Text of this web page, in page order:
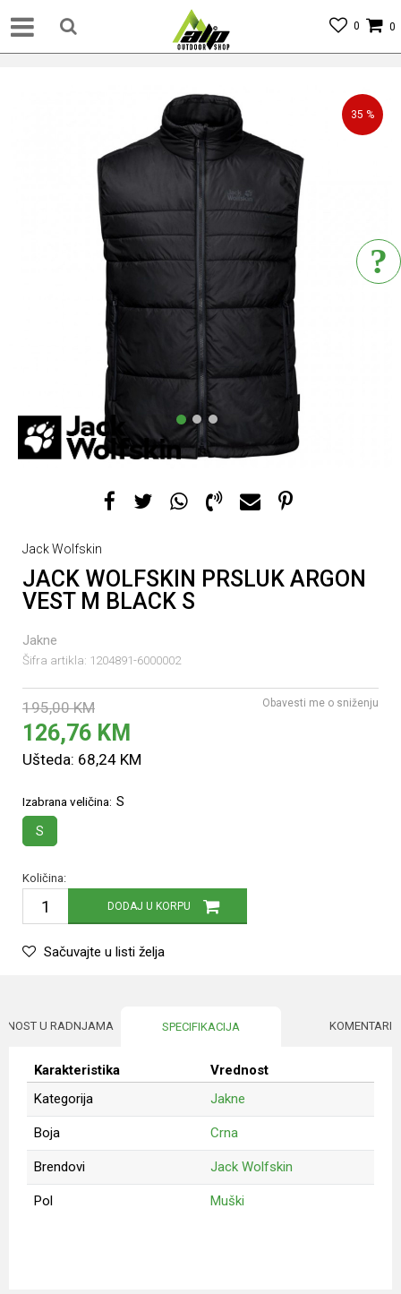
0
0
1 2 3
35 %
Jack Wolfskin
JACK WOLFSKIN PRSLUK ARGON
VEST M BLACK S
Jakne
Šifra artikla: 1204891-6000002
195,00 KM
126,76 KM
Ušteda: 68,24 KM
Obavesti me o sniženju
Izabrana veličina: S
S
Količina:
DODAJ U KORPU
Sačuvajte u listi želja
U RADNJAMA SPECIFIKACIJA KOMENTARI
Karakteristika
Vrednost
Kategorija
Jakne
Boja Crna
Brendovi Jack Wolfskin
Pol Muški